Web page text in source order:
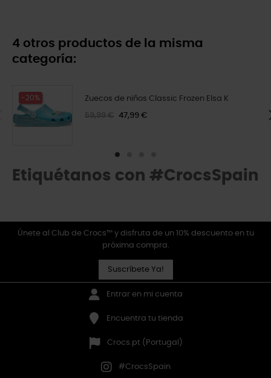
4 otros productos de la misma
categoría:
-20% Zuecos de niños Classic Frozen Elsa K
59,99 € 47,99 €
Etiquétanos con #CrocsSpain
Únete al Club de Crocs™ y disfruta de un 10% descuento en tu
próxima compra.
Suscríbete Ya!
Entrar en mi cuenta
Encuentra tu tienda
Crocs.pt (Portugal)
#CrocsSpain